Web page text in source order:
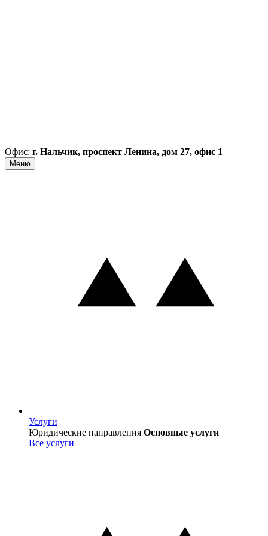
Офис: г. Нальчик, проспект Ленина, дом 27, офис 1
Меню
Услуги
Услуги
Юридические направления Основные услуги
Все услуги